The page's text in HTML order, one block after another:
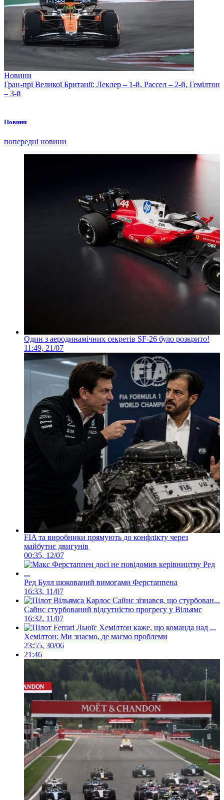
Новини
Гран-прі Великої Британії: Леклер – 1-й, Рассел – 2-й, Гемілтон
– 3-й
Новини
попередні новини
Один з аеродинамічних секретів SF-26 було розкрито!
11:49, 21/07
FIA та виробники прямують до конфлікту через
майбутнє двигунів
00:35, 12/07
Ред Булл шокований вимогами Ферстаппена
16:33, 11/07
Сайнс стурбований відсутністю прогресу у Вільямс
16:32, 11/07
Хемілтон: Ми знаємо, де маємо проблеми
23:55, 30/06
21:46